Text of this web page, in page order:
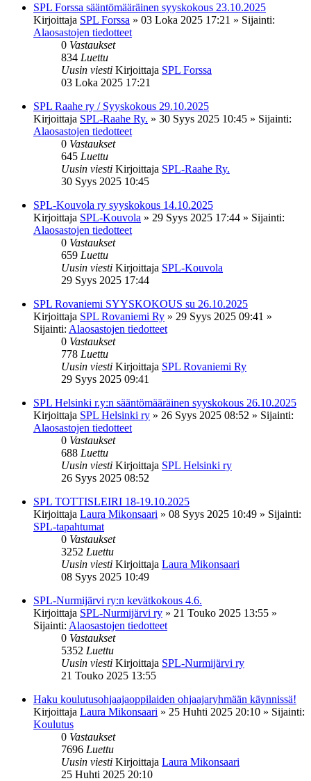
SPL Forssa sääntömääräinen syyskokous 23.10.2025
Kirjoittaja SPL Forssa » 03 Loka 2025 17:21 » Sijainti:
Alaosastojen tiedotteet
0 Vastaukset
834 Luettu
Uusin viesti Kirjoittaja SPL Forssa
03 Loka 2025 17:21
SPL Raahe ry / Syyskokous 29.10.2025
Kirjoittaja SPL-Raahe Ry. » 30 Syys 2025 10:45 » Sijainti:
Alaosastojen tiedotteet
0 Vastaukset
645 Luettu
Uusin viesti Kirjoittaja SPL-Raahe Ry.
30 Syys 2025 10:45
SPL-Kouvola ry syyskokous 14.10.2025
Kirjoittaja SPL-Kouvola » 29 Syys 2025 17:44 » Sijainti:
Alaosastojen tiedotteet
0 Vastaukset
659 Luettu
Uusin viesti Kirjoittaja SPL-Kouvola
29 Syys 2025 17:44
SPL Rovaniemi SYYSKOKOUS su 26.10.2025
Kirjoittaja SPL Rovaniemi Ry » 29 Syys 2025 09:41 »
Sijainti: Alaosastojen tiedotteet
0 Vastaukset
778 Luettu
Uusin viesti Kirjoittaja SPL Rovaniemi Ry
29 Syys 2025 09:41
SPL Helsinki r.y:n sääntömääräinen syyskokous 26.10.2025
Kirjoittaja SPL Helsinki ry » 26 Syys 2025 08:52 » Sijainti:
Alaosastojen tiedotteet
0 Vastaukset
688 Luettu
Uusin viesti Kirjoittaja SPL Helsinki ry
26 Syys 2025 08:52
SPL TOTTISLEIRI 18-19.10.2025
Kirjoittaja Laura Mikonsaari » 08 Syys 2025 10:49 » Sijainti:
SPL-tapahtumat
0 Vastaukset
3252 Luettu
Uusin viesti Kirjoittaja Laura Mikonsaari
08 Syys 2025 10:49
SPL-Nurmijärvi ry:n kevätkokous 4.6.
Kirjoittaja SPL-Nurmijärvi ry » 21 Touko 2025 13:55 »
Sijainti: Alaosastojen tiedotteet
0 Vastaukset
5352 Luettu
Uusin viesti Kirjoittaja SPL-Nurmijärvi ry
21 Touko 2025 13:55
Haku koulutusohjaajaoppilaiden ohjaajaryhmään käynnissä!
Kirjoittaja Laura Mikonsaari » 25 Huhti 2025 20:10 » Sijainti:
Koulutus
0 Vastaukset
7696 Luettu
Uusin viesti Kirjoittaja Laura Mikonsaari
25 Huhti 2025 20:10